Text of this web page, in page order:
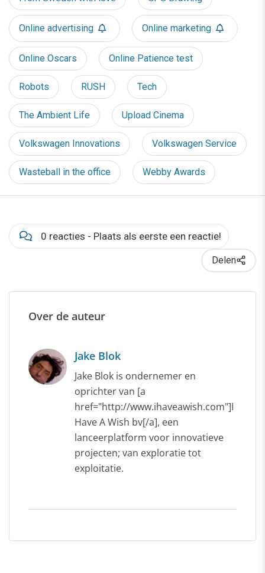
Online advertising Online marketing
Online Oscars Online Patience test
Robots RUSH Tech
The Ambient Life Upload Cinema
Volkswagen Innovations Volkswagen Service
Wasteball in the office Webby Awards
0 reacties - Plaats als eerste een reactie!
Delen
Over de auteur
Jake Blok
Jake Blok is ondernemer en
oprichter van [a
href="http://www.ihaveawish.com"]I
Have A Wish bv[/a], een
lanceerplatform voor innovatieve
projecten; van exploratie tot
exploitatie.